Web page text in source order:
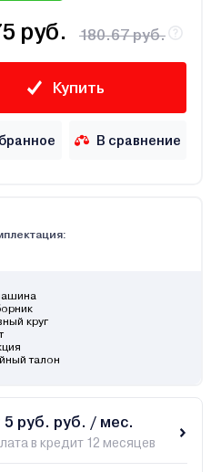
руб. 180.67 руб.
Купить
В сравнение
круг
талон
5 руб. руб. / мес.
в кредит 12 месяцев